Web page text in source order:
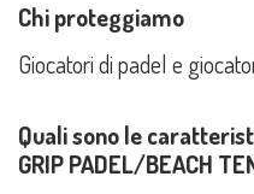
Chi proteggiamo
Giocatori di padel e
Quali sono le
GRIP PADEL/BEACH